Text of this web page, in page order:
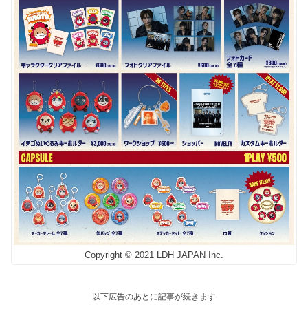
Copyright © 2021 LDH JAPAN Inc.
以下広告のあとに記事が続きます